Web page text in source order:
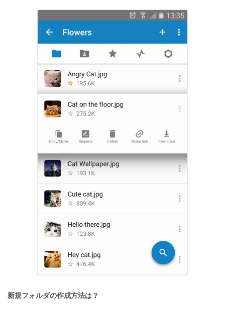
新規フォルダの作成方法は？